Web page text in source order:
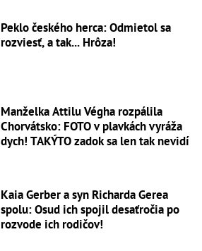
Peklo českého herca: Odmietol sa
rozviesť, a tak... Hrôza!
Manželka Attilu Végha rozpálila
Chorvátsko: FOTO v plavkách vyráža
dych! TAKÝTO zadok sa len tak nevidí
Kaia Gerber a syn Richarda Gerea
spolu: Osud ich spojil desaťročia po
rozvode ich rodičov!